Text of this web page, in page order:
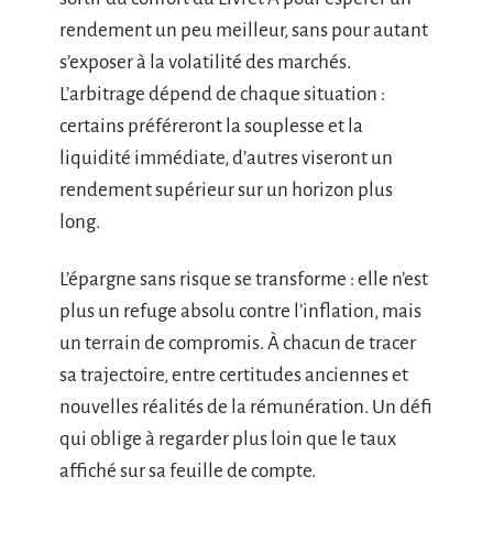
rendement un peu meilleur, sans pour autant
s’exposer à la volatilité des marchés.
L’arbitrage dépend de chaque situation :
certains préféreront la souplesse et la
liquidité immédiate, d’autres viseront un
rendement supérieur sur un horizon plus
long.
L’épargne sans risque se transforme : elle n’est
plus un refuge absolu contre l’inflation, mais
un terrain de compromis. À chacun de tracer
sa trajectoire, entre certitudes anciennes et
nouvelles réalités de la rémunération. Un défi
qui oblige à regarder plus loin que le taux
affiché sur sa feuille de compte.